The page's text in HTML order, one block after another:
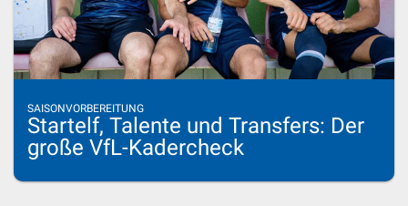
SAISONVORBEREITUNG
Startelf, Talente und Transfers: Der
große VfL-Kadercheck